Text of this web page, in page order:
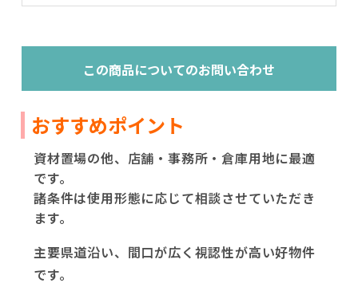
この商品についてのお問い合わせ
おすすめポイント
資材置場の他、店舗・事務所・倉庫用地に最適
です。
諸条件は使用形態に応じて相談させていただき
ます。
主要県道沿い、間口が広く視認性が高い好物件
です。